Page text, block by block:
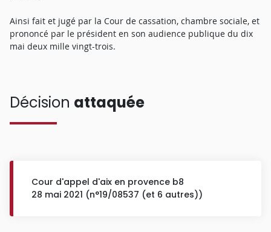
Ainsi fait et jugé par la Cour de cassation, chambre sociale, et
prononcé par le président en son audience publique du dix
mai deux mille vingt-trois.
Décision attaquée
Cour d'appel d'aix en provence b8
28 mai 2021 (n°19/08537 (et 6 autres))